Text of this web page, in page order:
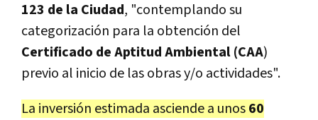
123 de la Ciudad, "contemplando su
categorización para la obtención del
Certificado de Aptitud Ambiental (CAA)
previo al inicio de las obras y/o actividades".
La inversión estimada asciende a unos60